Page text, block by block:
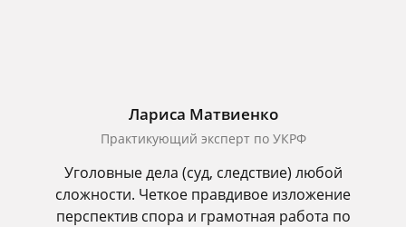
Лариса Матвиенко
Практикующий эксперт по УКРФ
Уголовные дела (суд, следствие) любой
сложности. Четкое правдивое изложение
перспектив спора и грамотная работа по